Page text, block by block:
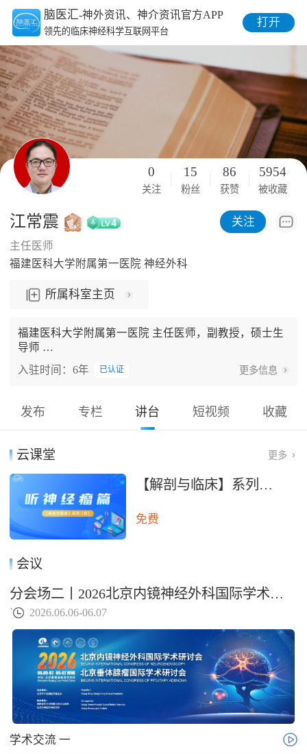
脑医汇-神外资讯、神介资讯官方APP
领先的临床神经科学互联网平台
打开
0
关注
15
粉丝
86
获赞
5954
被收藏
江常震 关注
主任医师
福建医科大学附属第一医院 神经外科
所属科室主页
福建医科大学附属第一医院 主任医师，副教授，硕士生
导师
复旦大学附属华山医院福建医院&福建医科大学附属第
一医院滨海院区：下丘脑垂体中心 执行主任
中国解剖学会神经外科解剖学分会常委
欧美同学会医师协会颅底外科分会常委
海医会神经外科分会颅底学组委员
中国医促会神经外科分会委员
中国垂体瘤协作组专家委员会委员
中国医师协会内镜医师分会神经内镜专家委员会委员
福建医学会神经外科分会内镜学组副组长
中国医师协会神经修复专业委员会下丘脑垂体专业委员
会委员
中国医师协会神经修复专业委员会脑肿瘤术后神经可塑
中国医药教育协会加速康复外科专业委员会委员
入驻时间：6年 已认证 更多信息
发布 专栏 讲台 短视频 收藏
云课堂 更多
【解剖与临床】系列（四）：听神经瘤篇
免费
会议
分会场二丨2026北京内镜神经外科国际学术研讨会&2026北京垂体腺瘤国际学术研讨会
` 2026.06.06-06.07
学术交流 一